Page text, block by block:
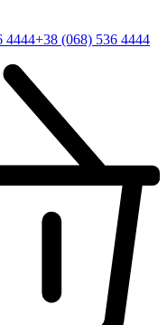
4444+38 (068) 536 4444